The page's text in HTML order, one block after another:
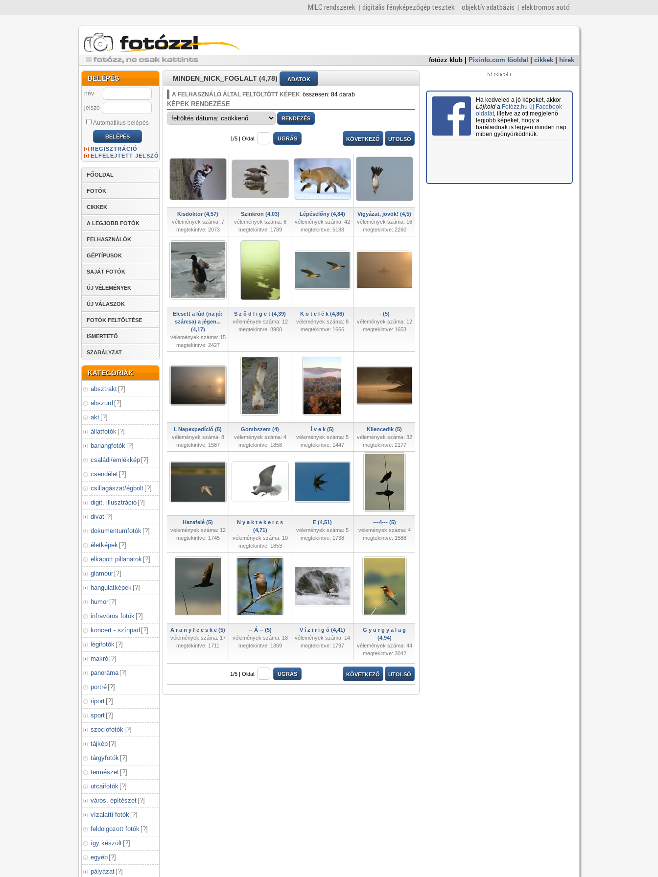
MILC rendszerek digitális fényképezőgép tesztek objektív adatbázis elektromos autó
fotózz klub Pixinfo.com főoldal cikkek hírek
BELÉPÉS
név
jelszó
Automatikus belépés
REGISZTRÁCIÓ
ELFELEJTETT JELSZÓ
FŐOLDAL
FOTÓK
CIKKEK
A LEGJOBB FOTÓK
FELHASZNÁLÓK
GÉPTÍPUSOK
SAJÁT FOTÓK
ÚJ VÉLEMÉNYEK
ÚJ VÁLASZOK
FOTÓK FELTÖLTÉSE
ISMERTETŐ
SZABÁLYZAT
KATEGÓRIÁK
absztrakt [?]
abszurd [?]
akt [?]
állatfotók [?]
barlangfotók [?]
családi/emlékkép [?]
csendélet [?]
csillagászat/égbolt [?]
digit. illusztráció [?]
divat [?]
dokumentumfotók [?]
életképek [?]
elkapott pillanatok [?]
glamour [?]
hangulatképek [?]
humor [?]
infravörös fotók [?]
koncert - színpad [?]
légifotók [?]
makró [?]
panoráma [?]
portré [?]
riport [?]
sport [?]
szociofotók [?]
tájkép [?]
tárgyfotók [?]
természet [?]
utcaifotók [?]
város, építészet [?]
vízalatti fotók [?]
feldolgozott fotók [?]
így készült [?]
egyéb [?]
pályázat [?]
MINDEN_NICK_FOGLALT (4,78) ADATOK
A FELHASZNÁLÓ ÁLTAL FELTÖLTÖTT KÉPEK összesen: 84 darab
KÉPEK RENDEZÉSE
1/5 | Oldal: KÖVETKEZŐ UTOLSÓ
Kisdoktor (4,57)
vélemények száma: 7
megtekintve: 2073
Szinkron (4,03)
vélemények száma: 6
megtekintve: 1789
Lépéselőny (4,84)
vélemények száma: 42
megtekintve: 5188
Vigyázat, jövök! (4,5)
vélemények száma: 16
megtekintve: 2260
Elesett a lúd (na jó:
szárcsa) a jégen...
(4,17)
vélemények száma: 15
megtekintve: 2427
S z ő d l i g e t (4,39)
vélemények száma: 12
megtekintve: 8908
K ö t e l é k (4,86)
vélemények száma: 8
megtekintve: 1666
- (5)
vélemények száma: 12
megtekintve: 1653
I. Napexpedíció (5)
vélemények száma: 8
megtekintve: 1587
Gombszem (4)
vélemények száma: 4
megtekintve: 1858
Í v e k (5)
vélemények száma: 5
megtekintve: 1447
Kilencedik (5)
vélemények száma: 32
megtekintve: 2177
Hazafelé (5)
vélemények száma: 12
megtekintve: 1745
N y a k t e k e r c s
(4,71)
vélemények száma: 10
megtekintve: 1853
E (4,51)
vélemények száma: 5
megtekintve: 1738
---4--- (5)
vélemények száma: 4
megtekintve: 1588
A r a n y f e c s k e (5)
vélemények száma: 17
megtekintve: 1711
-- Á -- (5)
vélemények száma: 18
megtekintve: 1869
V í z i r i g ó (4,41)
vélemények száma: 14
megtekintve: 1797
G y u r g y a l a g
(4,94)
vélemények száma: 44
megtekintve: 3042
1/5 | Oldal: KÖVETKEZŐ UTOLSÓ
Ha kedveled a jó képeket, akkor
Lájkolda Fotózz.hu új Facebook
oldalát, illetve az ott megjelenő
legjobb képeket, hogy a
barátaidnak is legyen minden nap
miben gyönyörködniük.